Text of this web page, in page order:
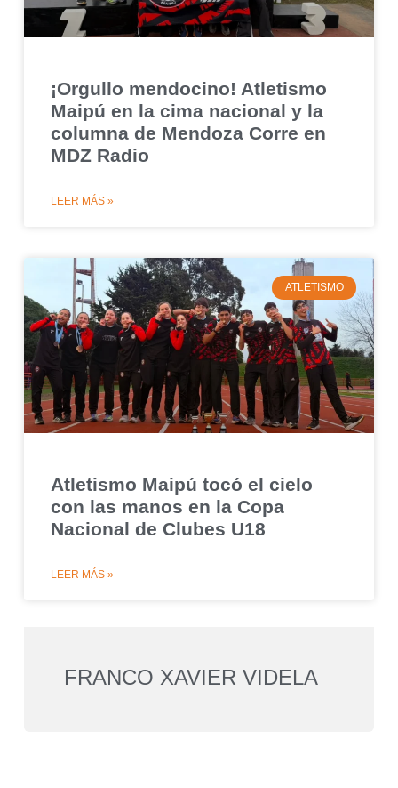
¡Orgullo mendocino! Atletismo
Maipú en la cima nacional y la
columna de Mendoza Corre en
MDZ Radio
LEER MÁS »
ATLETISMO
Atletismo Maipú tocó el cielo
con las manos en la Copa
Nacional de Clubes U18
LEER MÁS »
FRANCO XAVIER VIDELA